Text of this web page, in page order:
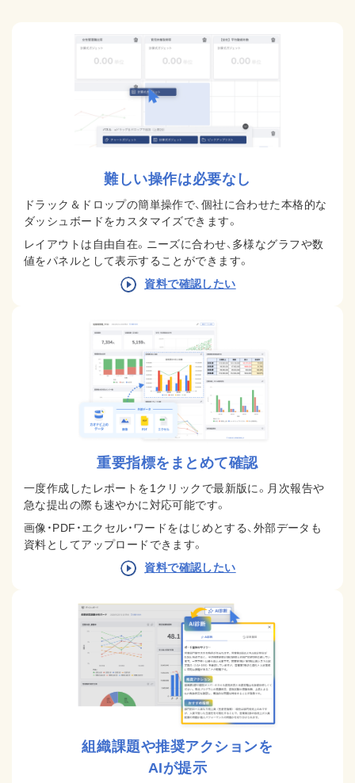
難しい操作は必要なし
ドラック＆ドロップの簡単操作で、個社に合わせた本格的な
ダッシュボードをカスタマイズできます。
レイアウトは自由自在。 ニーズに合わせ、多様なグラフや数
値をパネルとして表示することができます。
資料で確認したい
重要指標をまとめて確認
一度作成したレポートを1クリックで最新版に。月次報告や
急な提出の際も速やかに対応可能です。
画像・PDF・エクセル・ワードをはじめとする、外部データも
資料としてアップロードできます。
資料で確認したい
組織課題や推奨アクションを
AIが提示